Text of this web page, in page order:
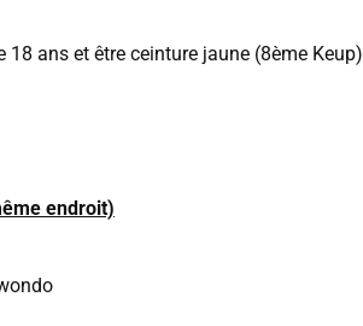
ans et être ceinture jaune (8ème Keup)
endroit)